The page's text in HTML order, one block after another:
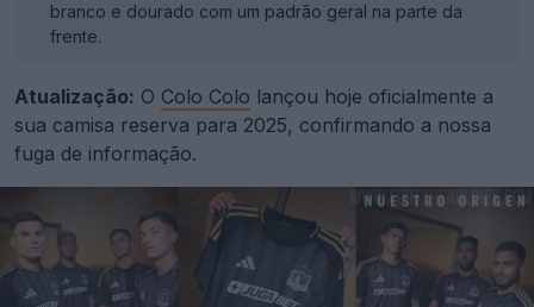
branco e dourado com um padrão geral na parte da
frente.
Atualização: O Colo Colo lançou hoje oficialmente a
sua camisa reserva para 2025, confirmando a nossa
fuga de informação.